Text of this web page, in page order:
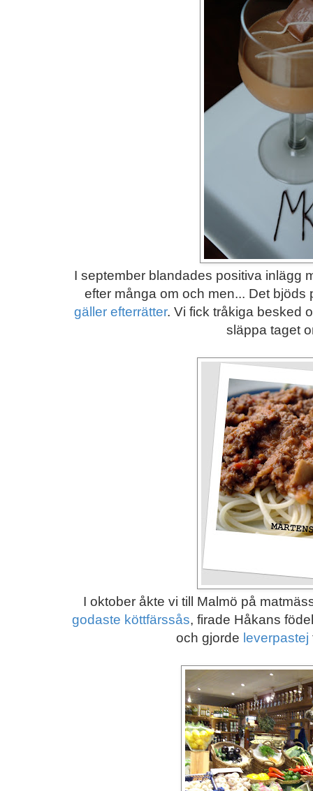
I september blandades positiva inlägg
efter många om och men... Det bjöds
gäller efterrätter. Vi fick tråkiga besked
släppa taget
I oktober åkte vi till Malmö på
godaste köttfärssås, firade Håkans
och gjorde leverpastej